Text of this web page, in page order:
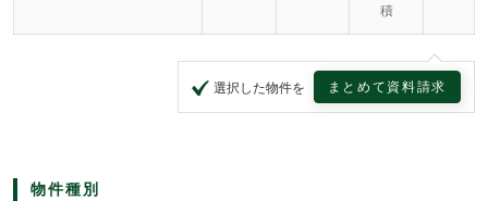
積
選択した物件を まとめて資料請求
物件種別